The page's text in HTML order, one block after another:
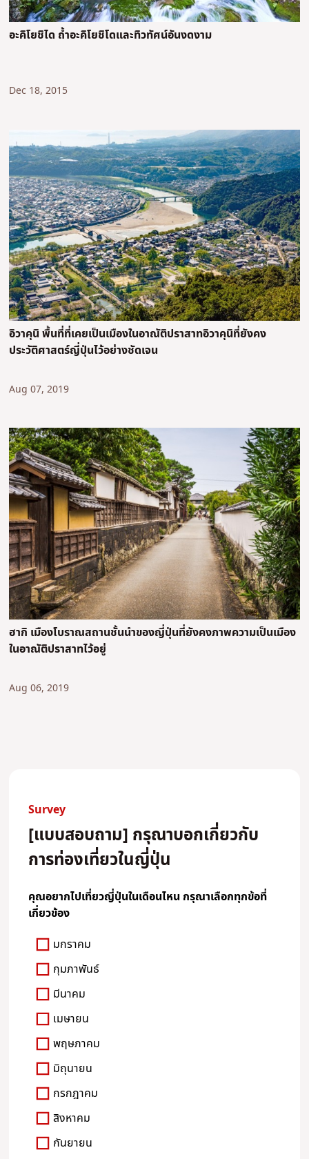
อะคิโยชิได ถ้ำอะคิโยชิโดและทิวทัศน์อันงดงาม
Dec 18, 2015
อิวาคุนิ พื้นที่ที่เคยเป็นเมืองในอาณัติปราสาทอิวาคุนิที่ยังคง
ประวัติศาสตร์ญี่ปุ่นไว้อย่างชัดเจน
Aug 07, 2019
ฮากิ เมืองโบราณสถานชั้นนำของญี่ปุ่นที่ยังคงภาพความเป็นเมือง
ในอาณัติปราสาทไว้อยู่
Aug 06, 2019
Survey
[แบบสอบถาม] กรุณาบอกเกี่ยวกับ
การท่องเที่ยวในญี่ปุ่น
คุณอยากไปเที่ยวญี่ปุ่นในเดือนไหน กรุณาเลือกทุกข้อที่
เกี่ยวข้อง
มกราคม
กุมภาพันธ์
มีนาคม
เมษายน
พฤษภาคม
มิถุนายน
กรกฎาคม
สิงหาคม
กันยายน